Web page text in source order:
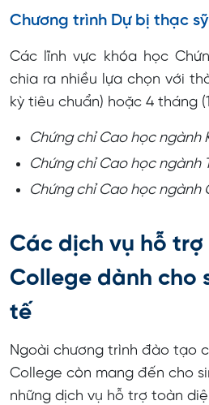
Chương trình Dự bị thạc sỹ
Các lĩnh vực khóa học
chia ra nhiều lựa chọn với
kỳ tiêu chuẩn) hoặc 4 tháng
Chứng chỉ Cao học ngành
Chứng chỉ Cao học ngành
Chứng chỉ Cao học ngành
Các dịch vụ hỗ trợ
College dành cho
tế
Ngoài chương trình đào tạo
College còn mang đến cho
những dịch vụ hỗ trợ toàn